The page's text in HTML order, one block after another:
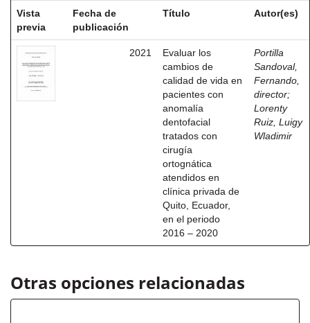
Vista
previa
Fecha de
publicación
Título Autor(es)
2021
Evaluar los
cambios de
calidad de vida en
pacientes con
anomalía
dentofacial
tratados con
cirugía
ortognática
atendidos en
clínica privada de
Quito, Ecuador,
en el periodo
2016 – 2020
Portilla
Sandoval,
Fernando,
director;
Lorenty
Ruiz, Luigy
Wladimir
Otras opciones relacionadas